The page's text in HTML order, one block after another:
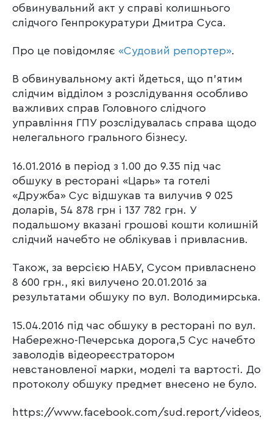
обвинувальний акт у справі колишнього
слідчого Генпрокуратури Дмитра Суса.
Про це повідомляє «Судовий репортер».
В обвинувальному акті йдеться, що п’ятим
слідчим відділом з розслідування особливо
важливих справ Головного слідчого
управління ГПУ розслідувалась справа щодо
нелегального грального бізнесу.
16.01.2016 в період з 1.00 до 9.35 під час
обшуку в ресторані «Царь» та готелі
«Дружба» Сус відшукав та вилучив 9 025
доларів, 54 878 грн і 137 782 грн. У
подальшому вказані грошові кошти колишній
слідчий начебто не облікував і привласнив.
Також, за версією НАБУ, Сусом привласнено
8 600 грн., які вилучено 20.01.2016 за
результатами обшуку по вул. Володимирська.
15.04.2016 під час обшуку в ресторані по вул.
Набережно-Печерська дорога,5 Сус начебто
заволодів відеореєстратором
невстановленої марки, моделі та вартості. До
протоколу обшуку предмет внесено не було.
https://www.facebook.com/sud.report/videos/